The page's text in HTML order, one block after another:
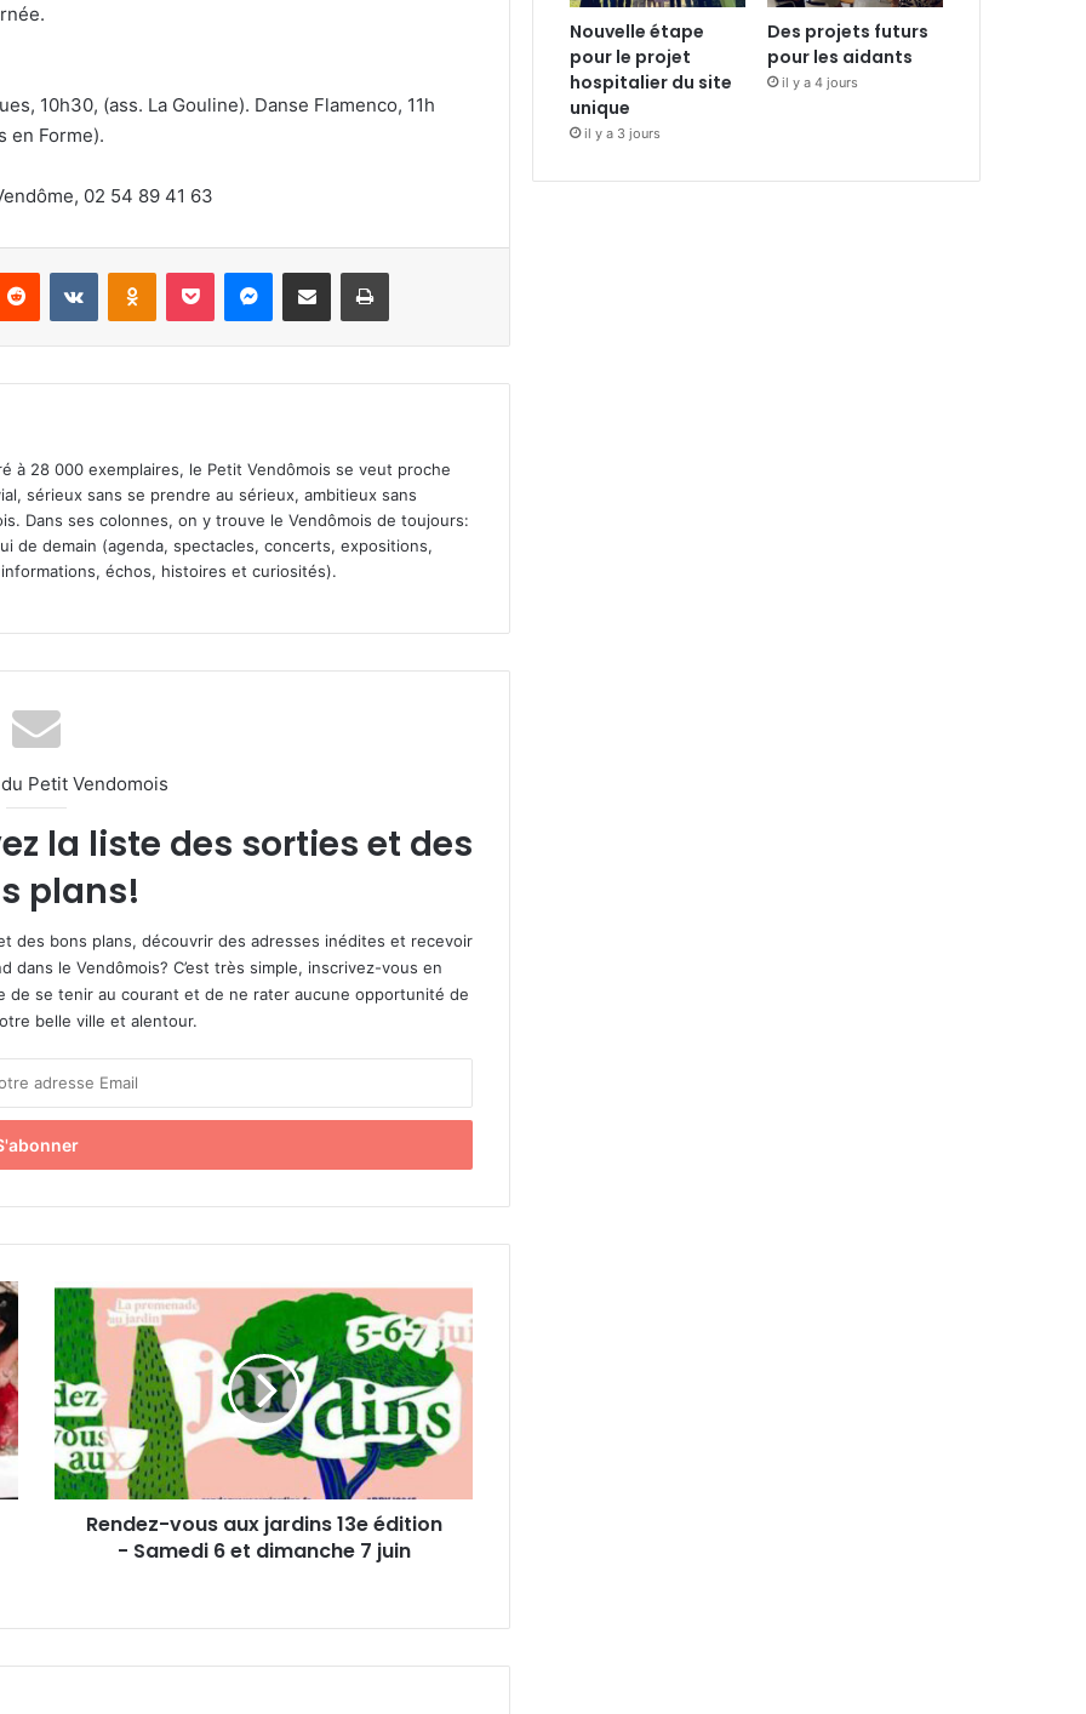
10h30, (ass. La Gouline). Danse Flamenco, 11h
en Forme).
02 54 89 41 63
à 28 000 exemplaires, le Petit Vendômois se veut proche
sérieux sans se prendre au sérieux, ambitieux sans
Dans ses colonnes, on y trouve le Vendômois de toujours:
de demain (agenda, spectacles, concerts, expositions,
échos, histoires et curiosités).
Petit Vendomois
la liste des sorties et des
plans!
des bons plans, découvrir des adresses inédites et recevoir
le Vendômois? C’est très simple, inscrivez-vous en
de se tenir au courant et de ne rater aucune opportunité de
belle ville et alentour.
R
e
n
d
e
z
-
v
o
x
Rendez-vous aux jardins 13e édition
- Samedi 6 et dimanche 7 juin
Nouvelle étape
pour le projet
hospitalier du site
unique
il y a 3 jours
Des projets futurs
pour les aidants
il y a 4 jours